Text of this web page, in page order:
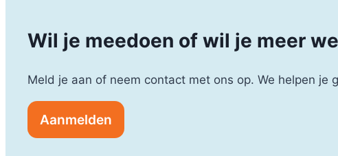
Wil je meedoen of wil je meer
Meld je aan of neem contact met ons op. We helpen je
Aanmelden